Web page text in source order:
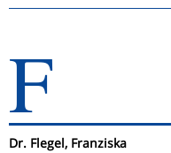
F
Dr. Flegel, Franziska